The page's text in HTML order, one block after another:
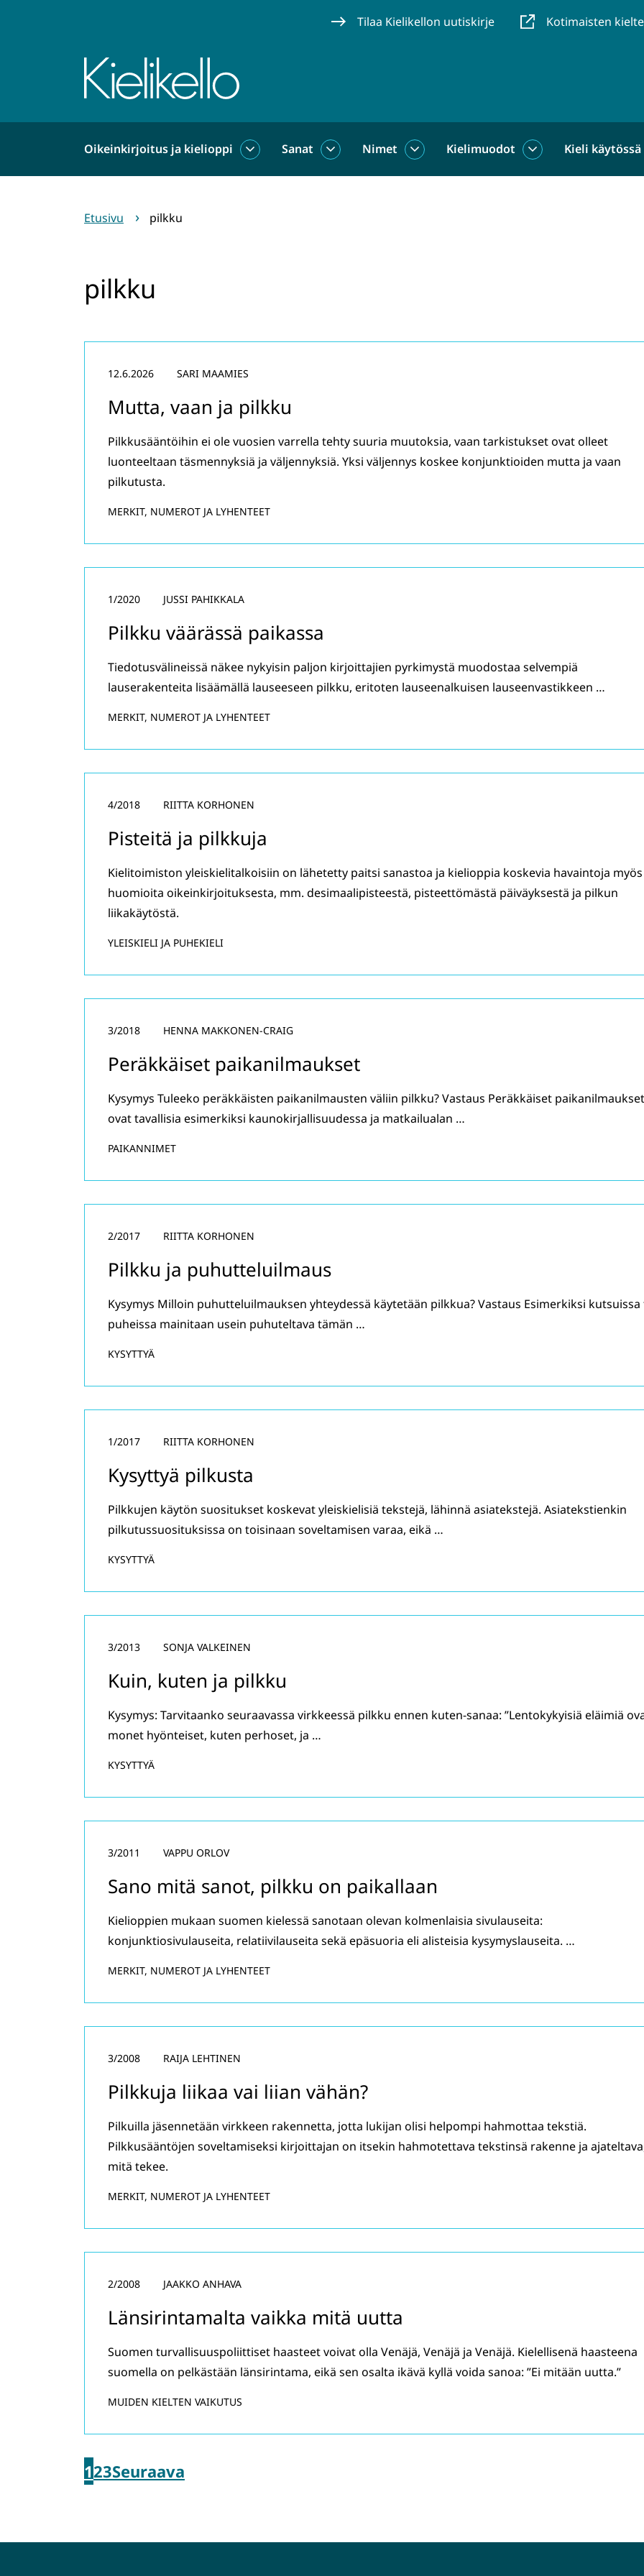
Tilaa Kielikellon uutiskirje Kotimaisten
Etusivu
Oikeinkirjoitus ja kielioppi
Oikeinkirjoitus
Sanat
Sanat
Nimet
NimetKielimuodot
KielimuodotKieli käytössä
Etusivu pilkku
pilkku
Mutta, vaan ja pilkku
12.6.2026 SARI MAAMIES
Pilkkusääntöihin ei ole vuosien varrella tehty suuria muutoksia, vaan tarkistukset ovat olleet
luonteeltaan täsmennyksiä ja väljennyksiä. Yksi väljennys koskee konjunktioiden mutta ja vaan
pilkutusta.
MERKIT, NUMEROT JA LYHENTEET
Pilkku väärässä paikassa
1/2020 JUSSI PAHIKKALA
Tiedotusvälineissä näkee nykyisin paljon kirjoittajien pyrkimystä muodostaa selvempiä
lauserakenteita lisäämällä lauseeseen pilkku, eritoten lauseenalkuisen lauseenvastikkeen …
MERKIT, NUMEROT JA LYHENTEET
Pisteitä ja pilkkuja
4/2018 RIITTA KORHONEN
Kielitoimiston yleiskielitalkoisiin on lähetetty paitsi sanastoa ja kielioppia koskevia havaintoja myös
huomioita oikeinkirjoituksesta, mm. desimaalipisteestä, pisteettömästä päiväyksestä ja pilkun
liikakäytöstä.
YLEISKIELI JA PUHEKIELI
Peräkkäiset paikanilmaukset
3/2018 HENNA MAKKONEN-CRAIG
Kysymys Tuleeko peräkkäisten paikanilmausten väliin pilkku? Vastaus Peräkkäiset paikanilmaukset
ovat tavallisia esimerkiksi kaunokirjallisuudessa ja matkailualan …
PAIKANNIMET
Pilkku ja puhutteluilmaus
2/2017 RIITTA KORHONEN
Kysymys Milloin puhutteluilmauksen yhteydessä käytetään pilkkua? Vastaus Esimerkiksi kutsuissa
puheissa mainitaan usein puhuteltava tämän …
KYSYTTYÄ
Kysyttyä pilkusta
1/2017 RIITTA KORHONEN
Pilkkujen käytön suositukset koskevat yleiskielisiä tekstejä, lähinnä asiatekstejä. Asiatekstienkin
pilkutussuosituksissa on toisinaan soveltamisen varaa, eikä …
KYSYTTYÄ
Kuin, kuten ja pilkku
3/2013 SONJA VALKEINEN
Kysymys: Tarvitaanko seuraavassa virkkeessä pilkku ennen kuten-sanaa: ”Lentokykyisiä eläimiä
monet hyönteiset, kuten perhoset, ja …
KYSYTTYÄ
Sano mitä sanot, pilkku on paikallaan
3/2011 VAPPU ORLOV
Kielioppien mukaan suomen kielessä sanotaan olevan kolmenlaisia sivulauseita:
konjunktiosivulauseita, relatiivilauseita sekä epäsuoria eli alisteisia kysymyslauseita. …
MERKIT, NUMEROT JA LYHENTEET
Pilkkuja liikaa vai liian vähän?
3/2008 RAIJA LEHTINEN
Pilkuilla jäsennetään virkkeen rakennetta, jotta lukijan olisi helpompi hahmottaa tekstiä.
Pilkkusääntöjen soveltamiseksi kirjoittajan on itsekin hahmotettava tekstinsä rakenne ja
mitä tekee.
MERKIT, NUMEROT JA LYHENTEET
Länsirintamalta vaikka mitä uutta
2/2008 JAAKKO ANHAVA
Suomen turvallisuuspoliittiset haasteet voivat olla Venäjä, Venäjä ja Venäjä. Kielellisenä haasteena
suomella on pelkästään länsirintama, eikä sen osalta ikävä kyllä voida sanoa: ”Ei mitään uutta.”
MUIDEN KIELTEN VAIKUTUS
123Seuraava